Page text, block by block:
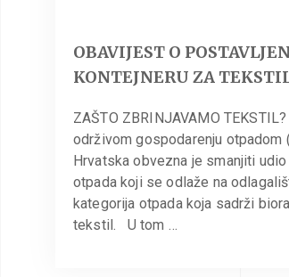
OBAVIJEST O
KONTEJNERU ZA
ZAŠTO ZBRINJAVAMO
održivom gospodarenju otpadom
Hrvatska obvezna je smanjiti
otpada koji se odlaže na
kategorija otpada koja sadrži
tekstil. U tom …